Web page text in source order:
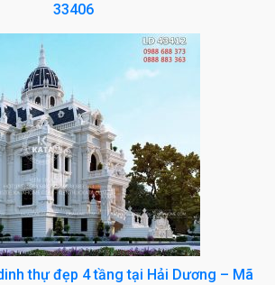
33406
thự đẹp 4 tầng tại Hải Dương – Mã